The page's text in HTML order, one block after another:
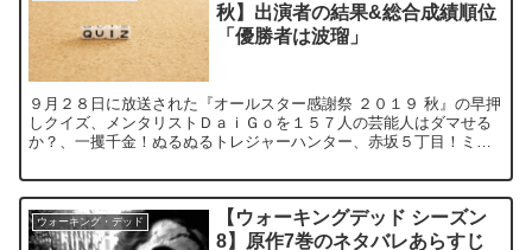
秋】出演者の結果&総合成績順位
「優勝者は波瑠」
９月２８日に放送された『オールスター感謝祭 ２０１９ 秋』の早押
しクイズ、メンタリストＤａｉＧｏを１５７人の芸能人はダマせる
か？、一攫千金！ぬるぬるトレジャーハンター、赤坂５丁目！ミニ
ウォーキング・デッド
【ウォーキングデッド シーズン
8】原作7巻のネタバレあらすじ